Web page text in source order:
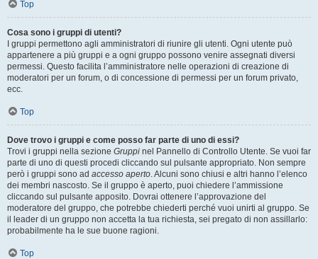
Top
Cosa sono i gruppi di utenti?
I gruppi permettono agli amministratori di riunire gli utenti. Ogni utente può
appartenere a più gruppi e a ogni gruppo possono venire assegnati diversi
permessi. Questo facilita l’amministratore nelle operazioni di creazione di
moderatori per un forum, o di concessione di permessi per un forum privato,
ecc.
Top
Dove trovo i gruppi e come posso far parte di uno di essi?
Trovi i gruppi nella sezione Gruppi nel Pannello di Controllo Utente. Se vuoi far
parte di uno di questi procedi cliccando sul pulsante appropriato. Non sempre
però i gruppi sono ad accesso aperto. Alcuni sono chiusi e altri hanno l’elenco
dei membri nascosto. Se il gruppo è aperto, puoi chiedere l’ammissione
cliccando sul pulsante apposito. Dovrai ottenere l’approvazione del
moderatore del gruppo, che potrebbe chiederti perché vuoi unirti al gruppo. Se
il leader di un gruppo non accetta la tua richiesta, sei pregato di non assillarlo:
probabilmente ha le sue buone ragioni.
Top